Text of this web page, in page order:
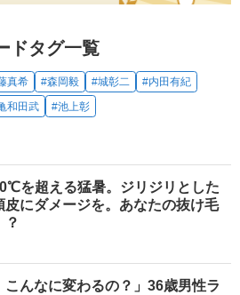
ドタグ一覧
真希 #森岡毅 #城彰二
#内田有紀
和田武 #池上彰
を超える猛暑。ジリジリとした
皮にダメージを。あなたの抜け毛
？
こんなに変わるの？」36歳男性ラ